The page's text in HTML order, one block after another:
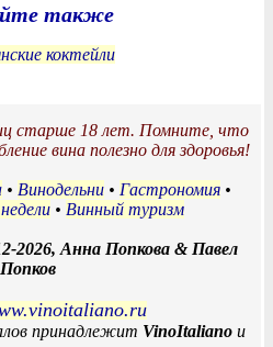
также
коктейли
старше 18 лет. Помните, что
вина полезно для здоровья!
• Винодельни• Гастрономия•
• Винный туризм
2026, Анна Попкова & Павел
Попков
принадлежит VinoItalianoи